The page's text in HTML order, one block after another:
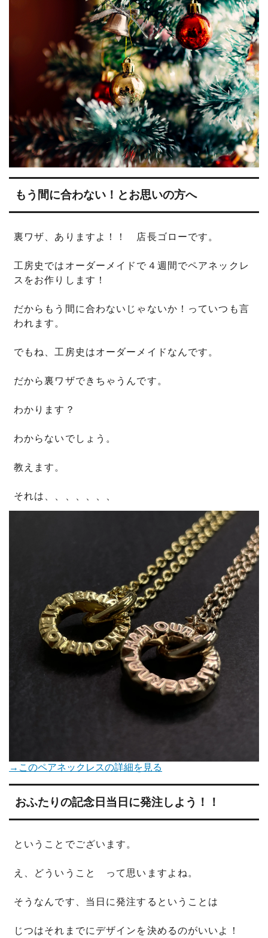
もう間に合わない！とお思いの方へ
裏ワザ、ありますよ！！ 店長ゴローです。
工房史ではオーダーメイドで４週間でペアネックレ
スをお作りします！
だからもう間に合わないじゃないか！っていつも言
われます。
でもね、工房史はオーダーメイドなんです。
だから裏ワザできちゃうんです。
わかります？
わからないでしょう。
教えます。
それは、、、、、、、
→このペアネックレスの詳細を見る
おふたりの記念日当日に発注しよう！！
ということでございます。
え、どういうこと って思いますよね。
そうなんです、当日に発注するということは
じつはそれまでにデザインを決めるのがいいよ！